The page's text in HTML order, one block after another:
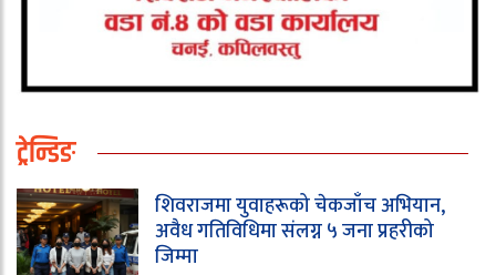
ट्रेन्डिङ
शिवराजमा युवाहरूको चेकजाँच अभियान,
अवैध गतिविधिमा संलग्न ५ जना प्रहरीको
जिम्मा